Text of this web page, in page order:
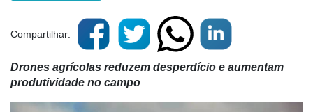
Compartilhar:
Drones agrícolas reduzem desperdício e aumentam
produtividade no campo